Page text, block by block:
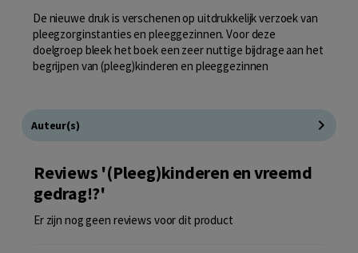
De nieuwe druk is verschenen op uitdrukkelijk verzoek van
pleegzorginstanties en pleeggezinnen. Voor deze
doelgroep bleek het boek een zeer nuttige bijdrage aan het
begrijpen van (pleeg)kinderen en pleeggezinnen
Auteur(s)
Reviews '(Pleeg)kinderen en vreemd
gedrag!?'
Er zijn nog geen reviews voor dit product